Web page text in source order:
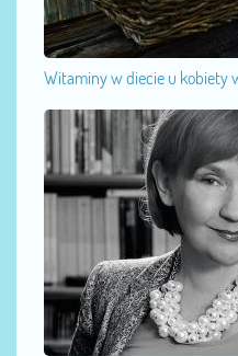
Witaminy w diecie u kobiety w